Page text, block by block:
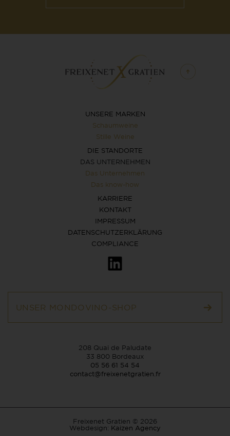
208 Quai de Paludate
33 800 Bordeaux
05 56 61 54 54
contact@freixenetgratien.fr
UNSERE MARKEN
Schaumweine
Stille Weine
DIE STANDORTE
DAS UNTERNEHMEN
Das Unternehmen
Das know-how
KARRIERE
KONTAKT
IMPRESSUM
DATENSCHUTZERKLÄRUNG
COMPLIANCE
UNSER MONDOVINO-SHOP
Freixenet Gratien © 2026
Webdesign: Kaizen Agency